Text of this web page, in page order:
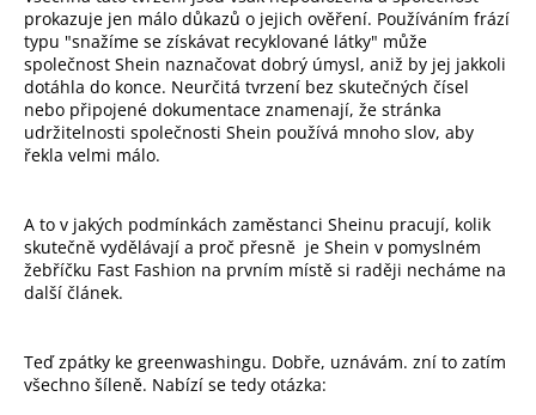
prokazuje jen málo důkazů o jejich ověření. Používáním frází
typu "snažíme se získávat recyklované látky" může
společnost Shein naznačovat dobrý úmysl, aniž by jej jakkoli
dotáhla do konce. Neurčitá tvrzení bez skutečných čísel
nebo připojené dokumentace znamenají, že stránka
udržitelnosti společnosti Shein používá mnoho slov, aby
řekla velmi málo.
A to v jakých podmínkách zaměstanci Sheinu pracují, kolik
skutečně vydělávají a proč přesně je Shein v pomyslném
žebříčku Fast Fashion na prvním místě si raději necháme na
další článek.
Teď zpátky ke greenwashingu. Dobře, uznávám. zní to zatím
všechno šíleně. Nabízí se tedy otázka: